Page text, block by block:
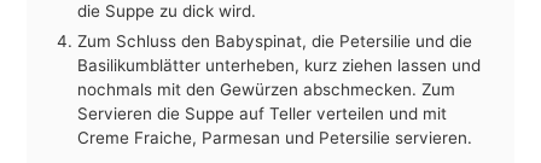
die Suppe zu dick wird.
Zum Schluss den Babyspinat, die Petersilie und die
Basilikumblätter unterheben, kurz ziehen lassen und
nochmals mit den Gewürzen abschmecken. Zum
Servieren die Suppe auf Teller verteilen und mit
Creme Fraiche, Parmesan und Petersilie servieren.